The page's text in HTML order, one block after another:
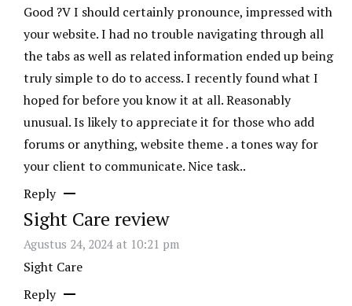
Good ?V I should certainly pronounce, impressed with
your website. I had no trouble navigating through all
the tabs as well as related information ended up being
truly simple to do to access. I recently found what I
hoped for before you know it at all. Reasonably
unusual. Is likely to appreciate it for those who add
forums or anything, website theme . a tones way for
your client to communicate. Nice task..
Reply
Sight Care review
Agustus 24, 2024 at 10:21 pm
Sight Care
Reply